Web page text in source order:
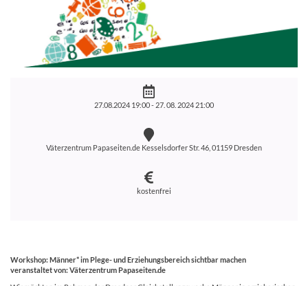
27.08.2024 19:00 - 27. 08. 2024 21:00
Väterzentrum Papaseiten.de Kesselsdorfer Str. 46, 01159 Dresden
kostenfrei
Workshop: Männer* im Plege- und Erziehungsbereich sichtbar machen
veranstaltet von: Väterzentrum Papaseiten.de